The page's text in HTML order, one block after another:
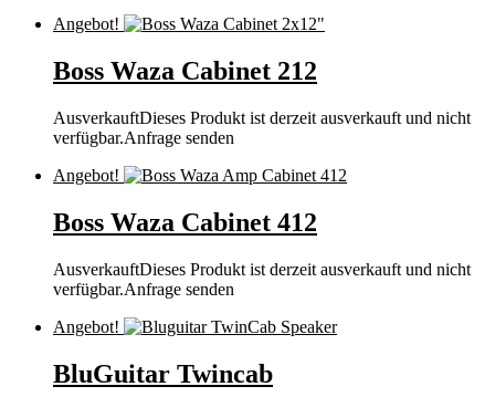
Angebot!
Boss Waza Cabinet 212
AusverkauftDieses Produkt ist derzeit ausverkauft und nicht
verfügbar.Anfrage senden
Angebot!
Boss Waza Cabinet 412
AusverkauftDieses Produkt ist derzeit ausverkauft und nicht
verfügbar.Anfrage senden
Angebot!
BluGuitar Twincab